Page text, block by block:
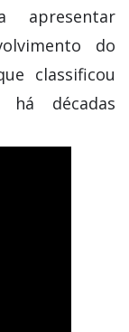
apresentar
do
classificou
décadas